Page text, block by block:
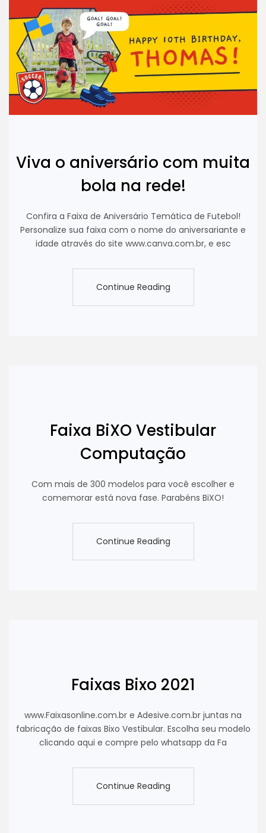
Viva o aniversário com muita
bola na rede!
Confira a Faixa de Aniversário Temática de Futebol!
Personalize sua faixa com o nome do aniversariante e
idade através do site www.canva.com.br, e esc
Continue Reading
Faixa BiXO Vestibular
Computação
Com mais de 300 modelos para você escolher e
comemorar está nova fase. Parabéns BiXO!
Continue Reading
Faixas Bixo 2021
www.Faixasonline.com.br e Adesive.com.br juntas na
fabricação de faixas Bixo Vestibular. Escolha seu modelo
clicando aqui e compre pelo whatsapp da Fa
Continue Reading